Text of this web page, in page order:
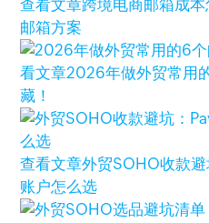
查看文章跨境电商邮箱成
邮箱方案
看文章2026年做外贸常用
藏！
查看文章外贸SOHO收款
账户怎么选